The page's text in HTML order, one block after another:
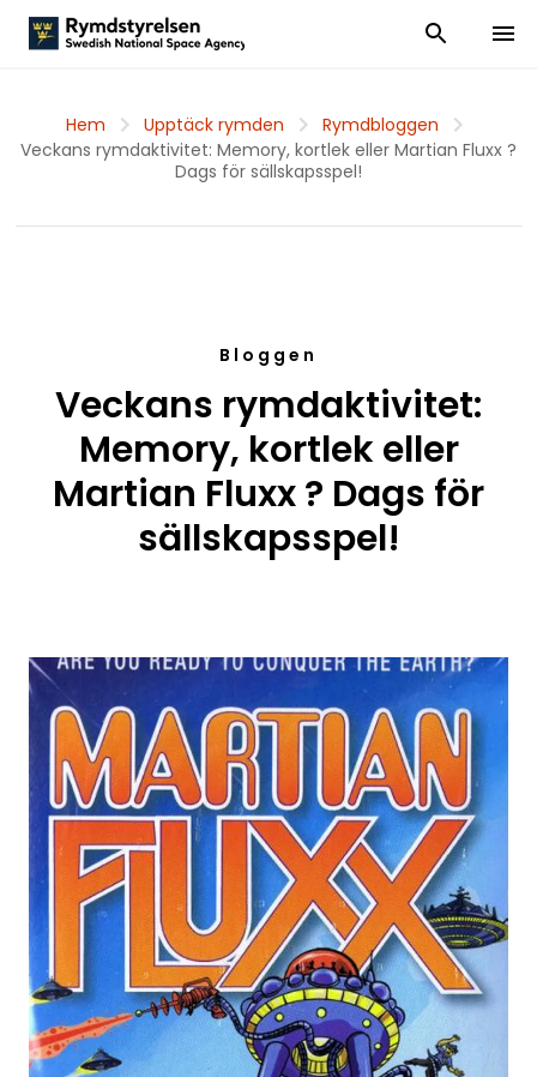
Visa och dölj
Visa
Hem Upptäck rymden
Rymdbloggen
Veckans rymdaktivitet: Memory, kortlek eller Martian Fluxx ?
Dags för sällskapsspel!
Bloggen
Veckans rymdaktivitet:
Memory, kortlek eller
Martian Fluxx ? Dags för
sällskapsspel!